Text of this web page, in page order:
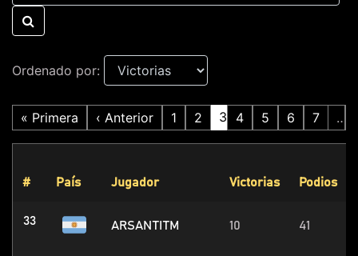
Ordenado por:
« Primera ‹ Anterior 1 2 3 4 5 6 7 …
# País Jugador Victorias Podios
33 ARSANTITM 10 41